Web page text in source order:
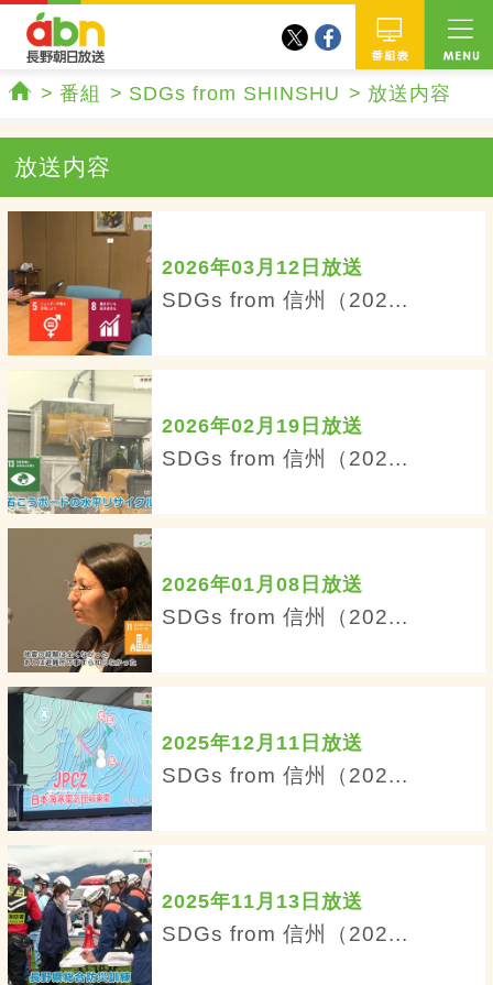
番組
twitterfacebook
番組 SDGs from SHINSHU 放送内容
放送内容
2026年03月12日放送
SDGs from 信州（202...
2026年02月19日放送
SDGs from 信州（202...
2026年01月08日放送
SDGs from 信州（202...
2025年12月11日放送
SDGs from 信州（202...
2025年11月13日放送
SDGs from 信州（202...